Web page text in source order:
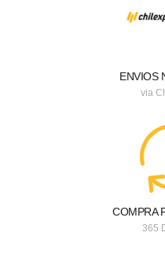
ENVIOS
via
COMPRA
365